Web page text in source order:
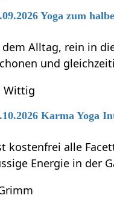
Yoga zum
dem Alltag, rein in
und
Wittig
Karma Yoga
kostenfrei alle
Energie in der